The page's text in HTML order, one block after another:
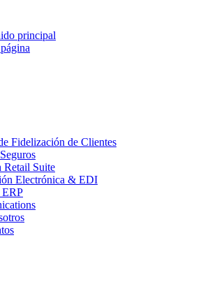
principal
Fidelización de Clientes
Retail Suite
Electrónica & EDI
ERP